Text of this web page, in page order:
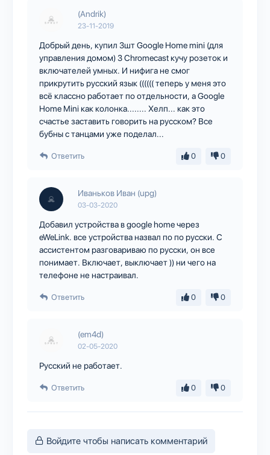
(Andrik)
23-11-2019
Добрый день, купил 3шт Google Home mini (для
управления домом) 3 Chromecast кучу розеток и
включателей умных. И нифига не смог
прикрутить русский язык (((((( теперь у меня это
всё классно работает по отдельности, а Google
Home Mini как колонка........ Хелп... как это
счастье заставить говорить на русском? Все
бубны с танцами уже поделал...
Ответить 0 0
Иваньков Иван (upg)
03-03-2020
Добавил устройства в google home через
eWeLink. все устройства назвал по по русски. С
ассистентом разговариваю по русски, он все
понимает. Включает, выключает )) ни чего на
телефоне не настраивал.
Ответить 0 0
(em4d)
02-05-2020
Русский не работает.
Ответить 0 0
Войдите чтобы написать комментарий